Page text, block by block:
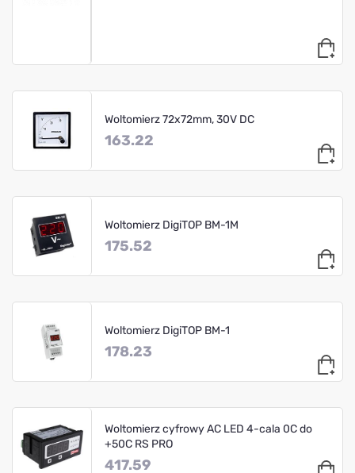
Woltomierz 72x72mm, 30V DC
163.22
Woltomierz DigiTOP BM-1M
175.52
Woltomierz DigiTOP BM-1
178.23
Woltomierz cyfrowy AC LED 4-cala 0C do
+50C RS PRO
417.59